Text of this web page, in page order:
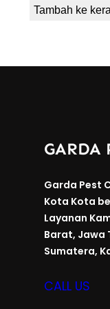
Tambah ke
GARDA
Garda Pest
Kota Kota
Layanan
Barat, Jawa
Sumatera,
CALL US